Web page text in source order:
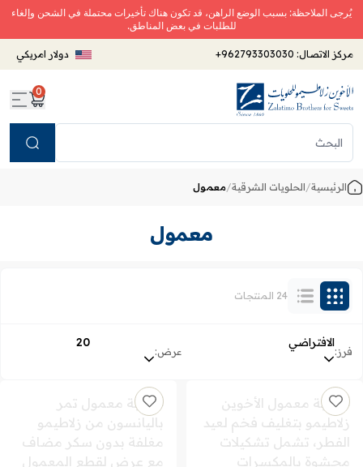
يُرجى الملاحظة: بسبب الوضع الراهن، قد تكون هناك تأخيرات محتملة في الشحن وإلغاء
للطلبات في بعض المناطق.
مركز الاتصال: +962793303030 دولار امريكي
0
الرئيسية/الحلويات الشرقية/معمول
معمول
24 المنتجات
فرز:
الافتراضي
عرض:
20